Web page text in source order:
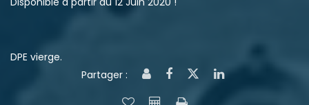
DPE vierge.
Partager :